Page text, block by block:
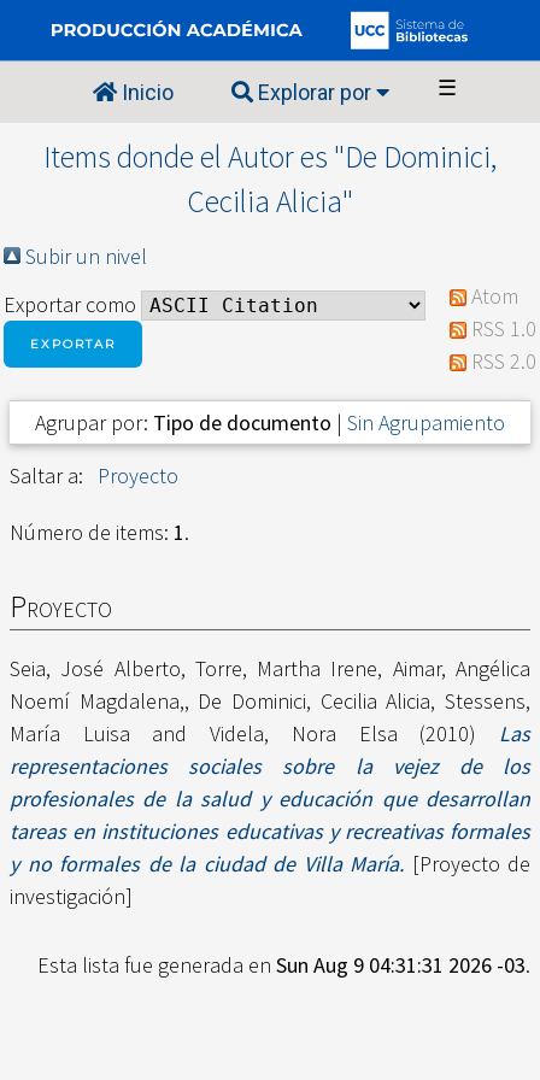
Inicio Explorar por ☰
Items donde el Autor es "De Dominici,
Cecilia Alicia"
Subir un nivel
Exportar como
Atom
RSS 1.0
RSS 2.0
Agrupar por: Tipo de documento | Sin Agrupamiento
Saltar a:
Proyecto
Número de items: 1.
Proyecto
Seia, José Alberto, Torre, Martha Irene, Aimar, Angélica
Noemí Magdalena,, De Dominici, Cecilia Alicia,Stessens,
María Luisa andVidela, Nora Elsa (2010) Las
representaciones sociales sobre la vejez de los
profesionales de la salud y educación que desarrollan
tareas en instituciones educativas y recreativas formales
y no formales de la ciudad de Villa María. [Proyecto de
investigación]
Esta lista fue generada en Sun Aug 9 04:31:31 2026 -03.